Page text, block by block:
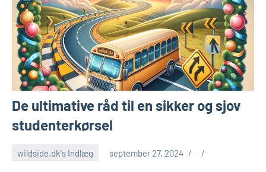
De ultimative råd til en sikker og sjov
studenterkørsel
wildside.dk's Indlæg september 27, 2024